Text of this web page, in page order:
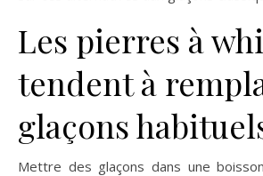
Les pierres à
tendent à
glaçons
Mettre des glaçons dans une